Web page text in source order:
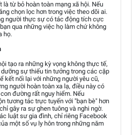
là từ bỏ hoàn toàn mạng xã hội. Nếu
chọn lọc hơn trong việc theo dõi ai.
người thực sự có tác động tích cực
qua những việc họ làm chứ không
họ.
tạo ra những kỳ vọng không thực tế,
sự thiếu tin tưởng trong các cặp
kết nối lại với những người yêu cũ,
người hoàn toàn xa lạ, điều này có
đường rất nguy hiểm. Nếu
tương tác trực tuyến với "bạn bè" hơn
gây ra sự ghen tuông và nghi ngờ.
luật sư gia đình, chỉ riêng Facebook
một số vụ ly hôn trong những năm